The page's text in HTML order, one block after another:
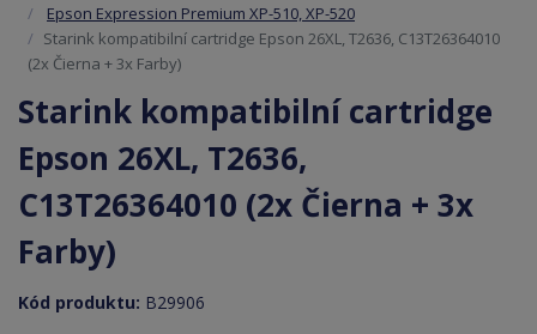
Epson Expression Premium XP-510, XP-520
Starink kompatibilní cartridge Epson 26XL, T2636, C13T26364010
(2x Čierna + 3x Farby)
Starink kompatibilní cartridge
Epson 26XL, T2636,
C13T26364010 (2x Čierna + 3x
Farby)
Kód produktu: B29906